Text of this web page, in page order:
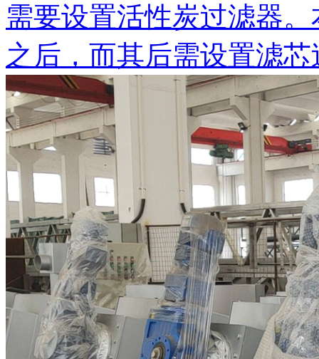
需要设置活性炭过滤器
之后，而其后需设置滤芯